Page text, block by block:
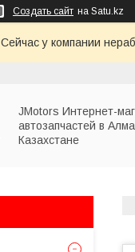
Создать сайт на Satu.kz
Сейчас у компании
JMotors Интернет-
автозапчастей в
Казахстане